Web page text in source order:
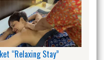
“Relaxing Stay”